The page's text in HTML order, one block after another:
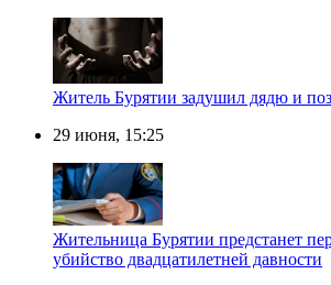
Житель Бурятии задушил дядю и
29 июня, 15:25
Жительница Бурятии предстанет
убийство двадцатилетней давности